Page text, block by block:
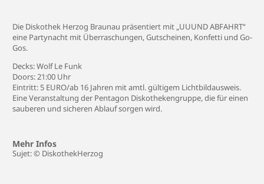
Die Diskothek Herzog Braunau präsentiert mit „UUUND ABFAHRT“
eine Partynacht mit Überraschungen, Gutscheinen, Konfetti und Go-
Gos.
Decks: Wolf Le Funk
Doors: 21:00 Uhr
Eintritt: 5 EURO/ab 16 Jahren mit amtl. gültigem Lichtbildausweis.
Eine Veranstaltung der Pentagon Diskothekengruppe, die für einen
sauberen und sicheren Ablauf sorgen wird.
Mehr Infos
Sujet: © DiskothekHerzog